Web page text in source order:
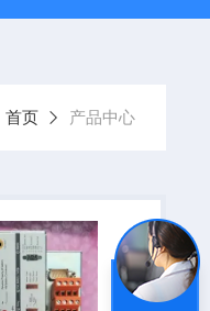
首页 产品中心